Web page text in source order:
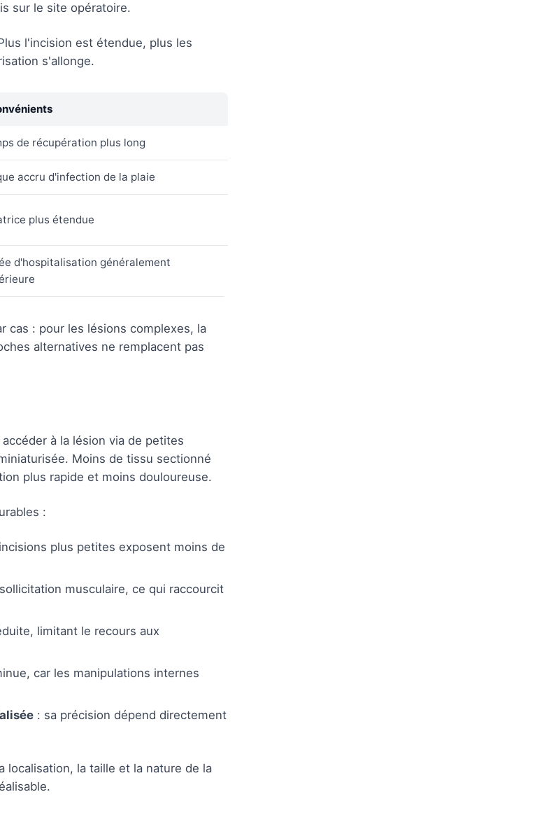
sur le site opératoire.
l'incision est étendue, plus les
s'allonge.
de récupération plus long
accru d'infection de la plaie
plus étendue
d'hospitalisation généralement
cas : pour les lésions complexes, la
alternatives ne remplacent pas
à la lésion via de petites
Moins de tissu sectionné
plus rapide et moins douloureuse.
:
plus petites exposent moins de
musculaire, ce qui raccourcit
limitant le recours aux
car les manipulations internes
: sa précision dépend directement
localisation, la taille et la nature de la